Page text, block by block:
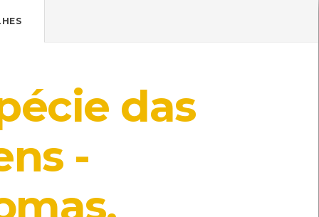
23º
Centro de Recursos do CMIA
das
-